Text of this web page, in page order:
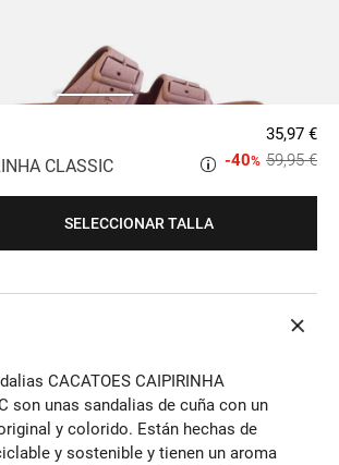
CLASSIC
35,97 €
59,95 €
-40%
SELECCIONAR TALLA
CACATOES CAIPIRINHA
son unas sandalias de cuña con un
y colorido. Están hechas de
y sostenible y tienen un aroma